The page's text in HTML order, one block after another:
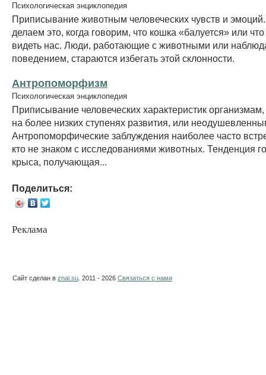
Психологическая энциклопедия
Приписывание животным человеческих чувств и
делаем это, когда говорим, что кошка «балуется» или
видеть нас. Люди, работающие с животными или
поведением, стараются избегать этой склонности.
Антропоморфизм
Психологическая энциклопедия
Приписывание человеческих характеристик
на более низких ступенях развития, или
Антропоморфические заблуждения наиболее часто
кто не знаком с исследованиями животных. Тенденция
крыса, получающая...
Поделиться:
Реклама
Сайт сделан в znai.su . 2011 - 2026 Связаться с нами